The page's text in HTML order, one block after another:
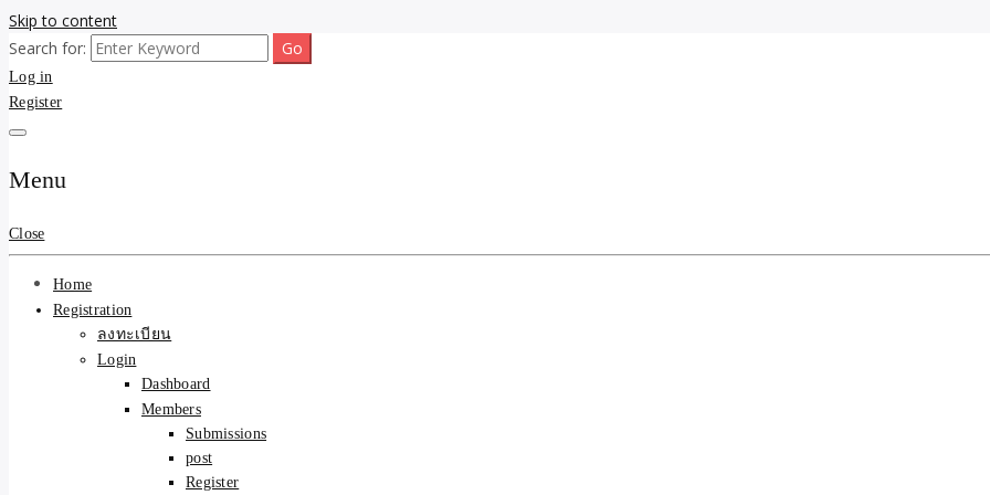
Skip to content
รับจ้างโพสต์ขายบ้าน ขายของ ติดหน้าแรก Google Ai
ความคุ้มค่า "ถูกและดีมีอยู่จริง" (เหมาะกับพ่อค้าแม่ค้า)
การันตีงานดี 100% ✨
ขายบ้านไม่ออก ขายสินค้าไม่ได้ บอกเรา! รับจ้างลงโพสต์อสังหาฯ รับโพสเว็บบอร์ดSEO ดันติดหน้าแรก Google AI ชัวร์ 🎯 … ให้เราจัดการให้! ด้วยร
Search for:
Log in
Register
Menu
Close
Home
Registration
ลงทะเบียน
Login
Dashboard
Members
Submissions
post
Register